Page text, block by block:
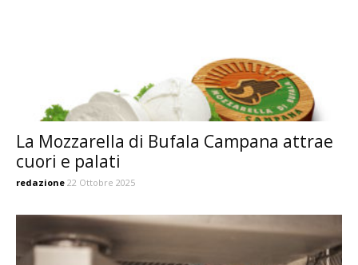
La Mozzarella di Bufala Campana attrae
cuori e palati
redazione 22 Ottobre 2025